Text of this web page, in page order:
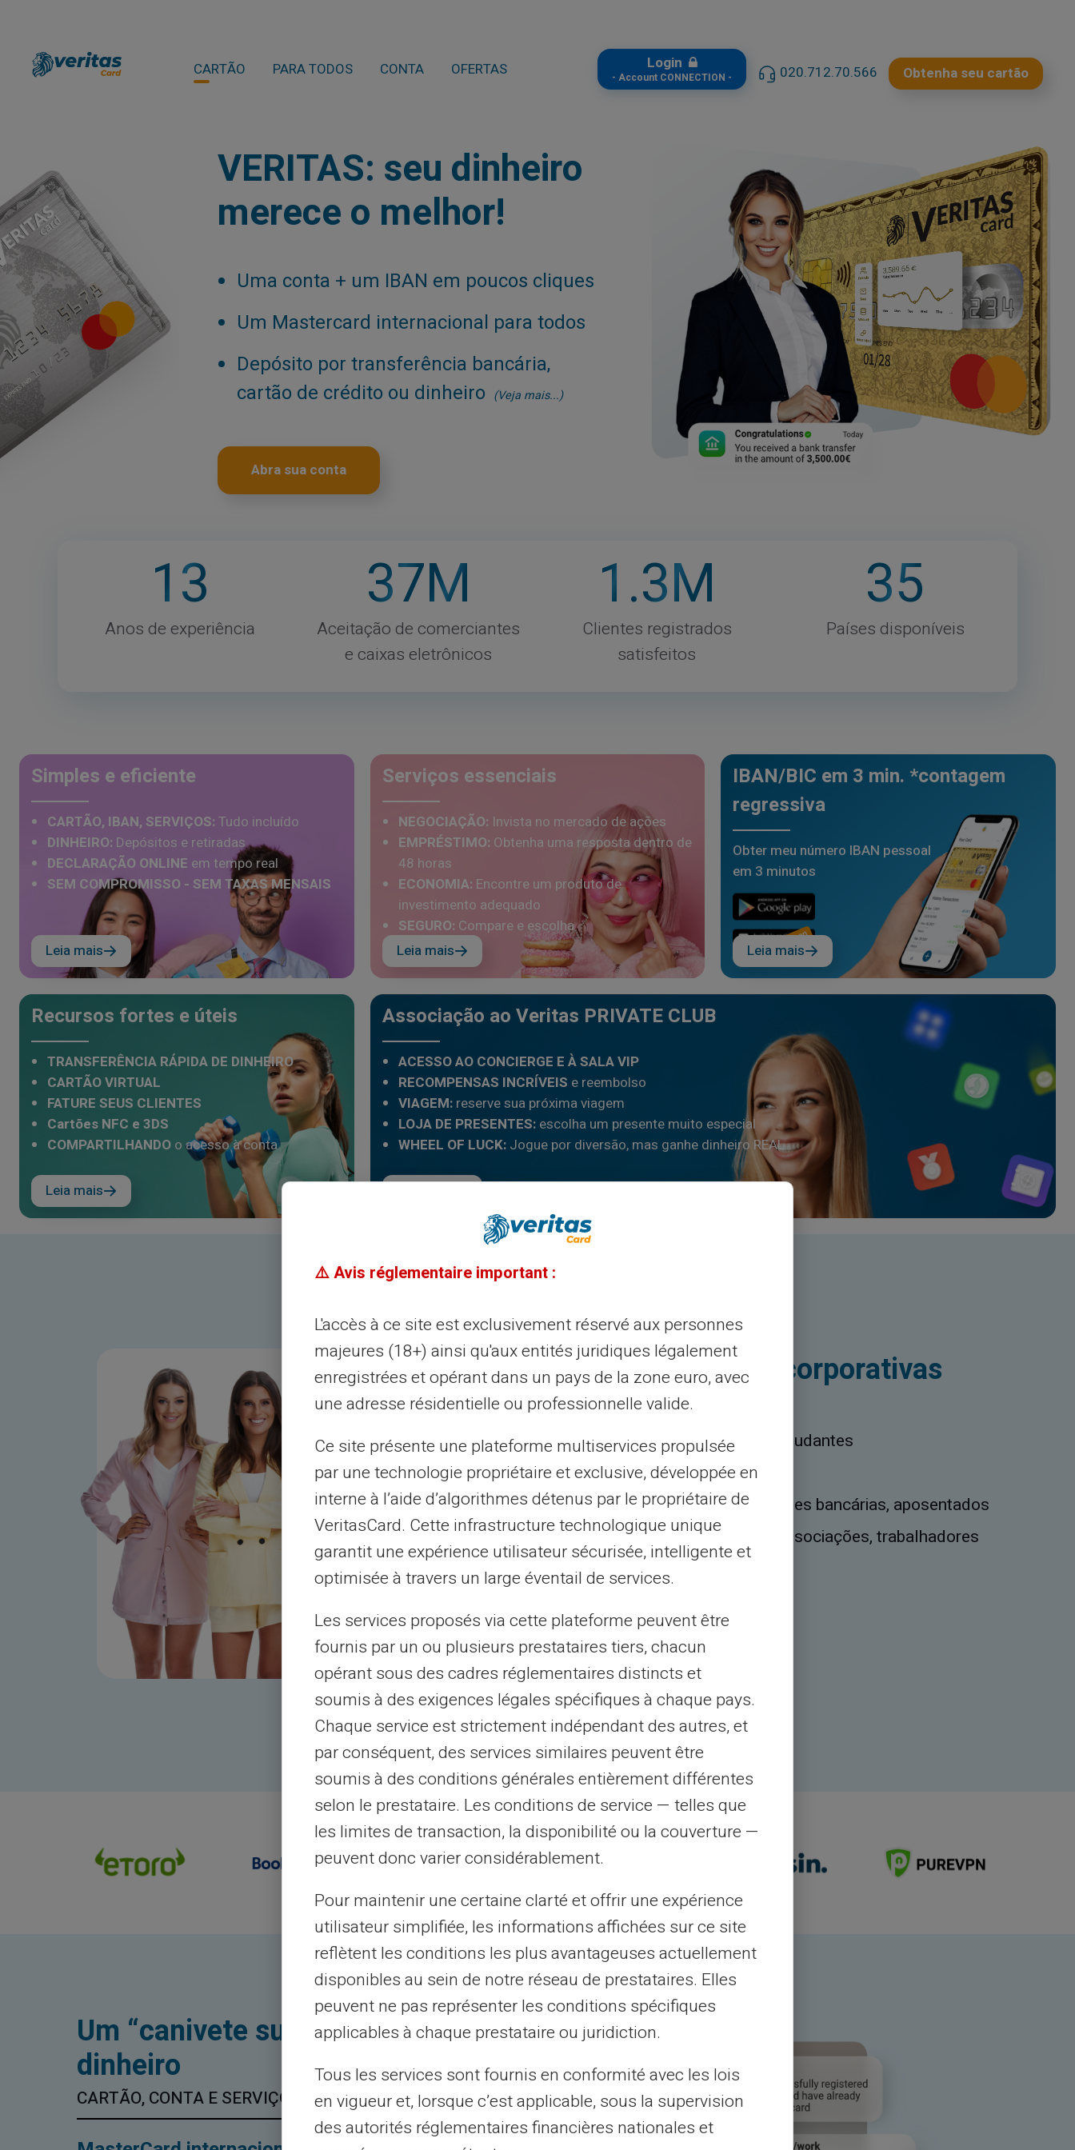
CARTÃO PARA TODOS CONTA OFERTAS Login
- Account CONNECTION - 020.712.70.566 Obtenha seu cartão
VERITAS: seu dinheiro
merece o melhor!
Uma conta + um IBAN em poucos cliques
Um Mastercard internacional para todos
Depósito por transferência bancária,
cartão de crédito ou dinheiro (Veja mais...)
Abra sua conta
13
Anos de experiência
37M
Aceitação de comerciantes
e caixas eletrônicos
1.3M
Clientes registrados
satisfeitos
35
Países disponíveis
Simples e eficiente
CARTÃO, IBAN, SERVIÇOS: Tudo incluído
DINHEIRO: Depósitos e retiradas
DECLARAÇÃO ONLINE em tempo real
SEM COMPROMISSO - SEM TAXAS MENSAIS
Leia mais
Serviços essenciais
NEGOCIAÇÃO: Invista no mercado de ações
EMPRÉSTIMO: Obtenha uma resposta dentro de
48 horas
ECONOMIA: Encontre um produto de
investimento adequado
SEGURO: Compare e escolha
Leia mais
IBAN/BIC em 3 min. *contagem
regressiva
Obter meu número IBAN pessoal
em 3 minutos
Leia mais
Recursos fortes e úteis
TRANSFERÊNCIA RÁPIDA DE DINHEIRO
CARTÃO VIRTUAL
FATURE SEUS CLIENTES
Cartões NFC e 3DS
COMPARTILHANDO o acesso à conta
Leia mais
Associação ao Veritas PRIVATE CLUB
ACESSO AO CONCIERGE E À SALA VIP
RECOMPENSAS INCRÍVEIS e reembolso
VIAGEM:reserve sua próxima viagem
LOJA DE PRESENTES:escolha um presente muito especial
WHEEL OF LUCK:Jogue por diversão, mas ganhe dinheiro REAL
pessoas físicas e corporativas
Funcionários, profissionais, estudantes
Desempregados, Turistas
Jovens trabalhadores, proibições bancárias, aposentados
Empresas, PMEs, start-ups, associações, trabalhadores
independentes...
Saiba mais
Um “canivete suíço” pelo seu
dinheiro
CARTÃO, CONTA E SERVIÇOS
⚠️ Avis réglementaire important :
L'accès à ce site est exclusivement réservé aux personnes
majeures (18+) ainsi qu'aux entités juridiques légalement
enregistrées et opérant dans un pays de la zone euro, avec
une adresse résidentielle ou professionnelle valide.
Ce site présente une plateforme multiservices propulsée
par une technologie propriétaire et exclusive, développée en
interne à l’aide d’algorithmes détenus par le propriétaire de
VeritasCard. Cette infrastructure technologique unique
garantit une expérience utilisateur sécurisée, intelligente et
optimisée à travers un large éventail de services.
Les services proposés via cette plateforme peuvent être
fournis par un ou plusieurs prestataires tiers, chacun
opérant sous des cadres réglementaires distincts et
soumis à des exigences légales spécifiques à chaque pays.
Chaque service est strictement indépendant des autres, et
par conséquent, des services similaires peuvent être
soumis à des conditions générales entièrement différentes
selon le prestataire. Les conditions de service — telles que
les limites de transaction, la disponibilité ou la couverture —
peuvent donc varier considérablement.
Pour maintenir une certaine clarté et offrir une expérience
utilisateur simplifiée, les informations affichées sur ce site
reflètent les conditions les plus avantageuses actuellement
disponibles au sein de notre réseau de prestataires. Elles
peuvent ne pas représenter les conditions spécifiques
applicables à chaque prestataire ou juridiction.
Tous les services sont fournis en conformité avec les lois
en vigueur et, lorsque c’est applicable, sous la supervision
des autorités réglementaires financières nationales et